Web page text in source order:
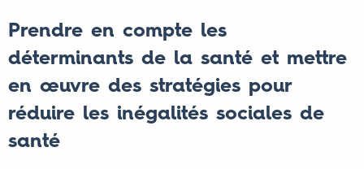
Prendre en compte les
déterminants de la santé et mettre
en œuvre des stratégies pour
réduire les inégalités sociales de
santé